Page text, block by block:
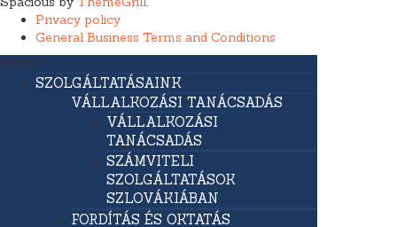
Privacy policy
General Business Terms and Conditions
MENU
SZOLGÁLTATÁSAINK
VÁLLALKOZÁSI TANÁCSADÁS
VÁLLALKOZÁSI
TANÁCSADÁS
SZÁMVITELI
SZOLGÁLTATÁSOK
SZLOVÁKIÁBAN
FORDÍTÁS ÉS OKTATÁS